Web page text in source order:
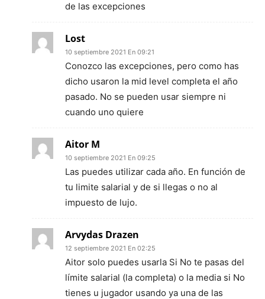
de las excepciones
Lost
10 septiembre 2021 En 09:21
Conozco las excepciones, pero como has
dicho usaron la mid level completa el año
pasado. No se pueden usar siempre ni
cuando uno quiere
Aitor M
10 septiembre 2021 En 09:25
Las puedes utilizar cada año. En función de
tu limite salarial y de si llegas o no al
impuesto de lujo.
Arvydas Drazen
12 septiembre 2021 En 02:25
Aitor solo puedes usarla Si No te pasas del
límite salarial (la completa) o la media si No
tienes u jugador usando ya una de las